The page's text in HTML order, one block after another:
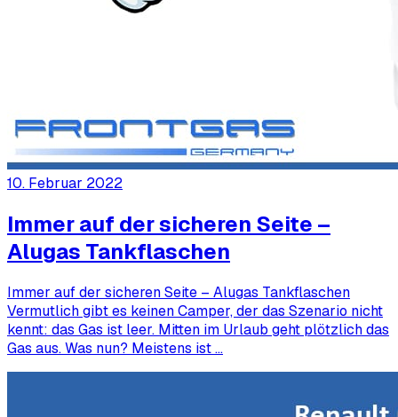
10. Februar 2022
Immer auf der sicheren Seite –
Alugas Tankflaschen
Immer auf der sicheren Seite – Alugas Tankflaschen
Vermutlich gibt es keinen Camper, der das Szenario nicht
kennt: das Gas ist leer. Mitten im Urlaub geht plötzlich das
Gas aus. Was nun? Meistens ist …